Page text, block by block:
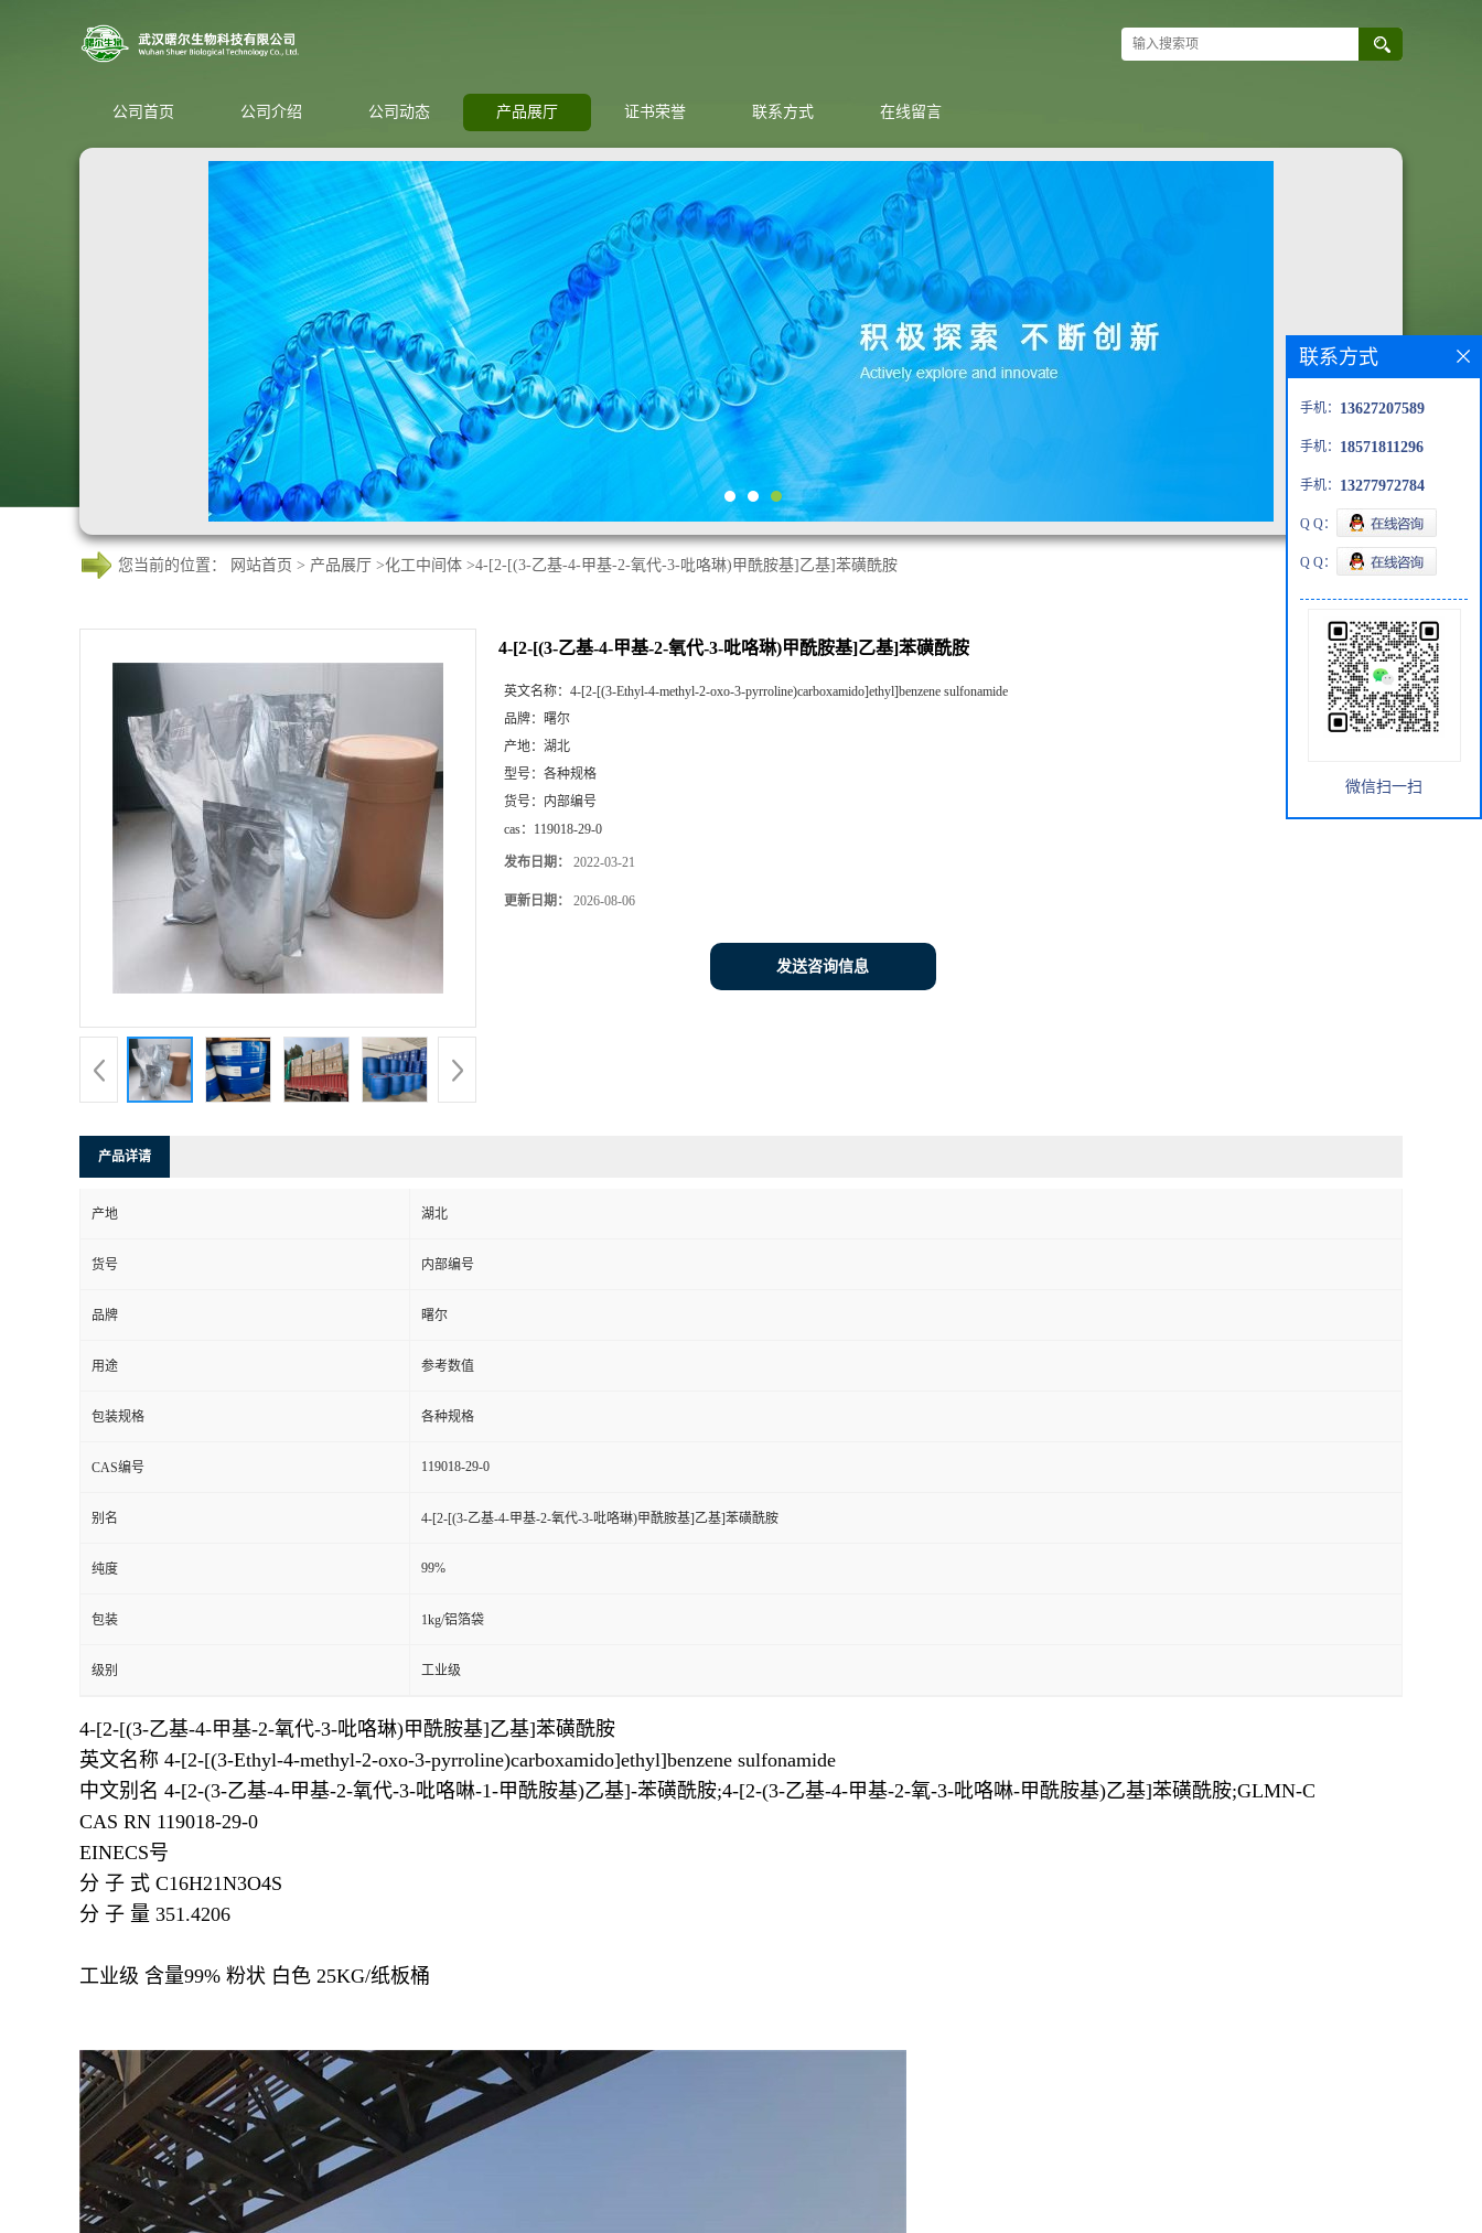
公司首页 公司介绍 公司动态 产品展厅 证书荣誉 联系方式 在线留言
您当前的位置： 网站首页 > 产品展厅 >化工中间体 >4-[2-[(3-乙基-4-甲基-2-氧代-3-吡咯琳)甲酰胺基]乙基]苯磺酰胺
4-[2-[(3-乙基-4-甲基-2-氧代-3-吡咯琳)甲酰胺基]乙基]苯磺酰胺
英文名称： 4-[2-[(3-Ethyl-4-methyl-2-oxo-3-pyrroline)carboxamido]ethyl]benzene sulfonamide
品牌： 曙尔
产地： 湖北
型号： 各种规格
货号：
内部编号
cas： 119018-29-0
发布日期： 2022-03-21
更新日期： 2026-08-06
发送咨询信息
产品详请
产地 湖北
货号 内部编号
品牌 曙尔
用途 参考数值
包装规格 各种规格
CAS编号 119018-29-0
别名 4-[2-[(3-乙基-4-甲基-2-氧代-3-吡咯琳)甲酰胺基]乙基]苯磺酰胺
纯度 99%
包装 1kg/铝箔袋
级别 工业级
4-[2-[(3-乙基-4-甲基-2-氧代-3-吡咯琳)甲酰胺基]乙基]苯磺酰胺
英文名称 4-[2-[(3-Ethyl-4-methyl-2-oxo-3-pyrroline)carboxamido]ethyl]benzene sulfonamide
中文别名 4-[2-(3-乙基-4-甲基-2-氧代-3-吡咯啉-1-甲酰胺基)乙基]-苯磺酰胺;4-[2-(3-乙基-4-甲基-2-氧-3-吡咯啉-甲酰胺基)乙基]苯磺酰胺;GLMN-C
CAS RN 119018-29-0
EINECS号
分 子 式 C16H21N3O4S
分 子 量 351.4206
工业级 含量99% 粉状 白色 25KG/纸板桶
联系方式
手机： 13627207589
手机： 18571811296
手机： 13277972784
Q Q：
Q Q：
微信扫一扫